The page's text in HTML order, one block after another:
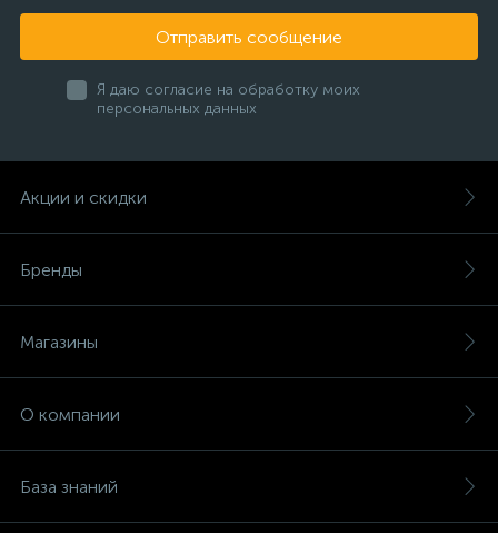
Отправить сообщение
Я даю согласие на обработку моих
персональных данных
Акции и скидки
Бренды
Магазины
О компании
База знаний